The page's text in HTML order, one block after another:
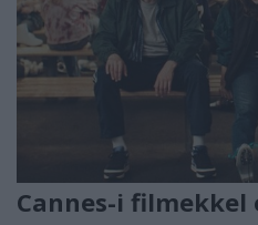
Cannes-i filmekkel